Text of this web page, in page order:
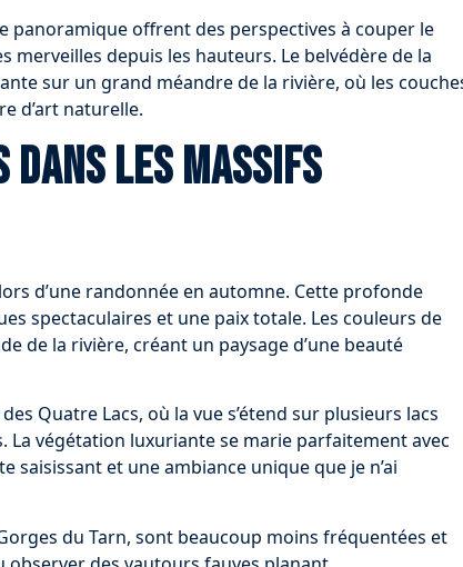
panoramique offrent des perspectives à couper le
depuis les hauteurs. Le belvédère de la
sur un grand méandre de la rivière, où les
d’art naturelle.
dans les massifs
d’une randonnée en automne. Cette profonde
spectaculaires et une paix totale. Les couleurs de
de la rivière, créant un paysage d’une beauté
Quatre Lacs, où la vue s’étend sur plusieurs lacs
végétation luxuriante se marie parfaitement avec
et une ambiance unique que je n’ai
du Tarn, sont beaucoup moins fréquentées et